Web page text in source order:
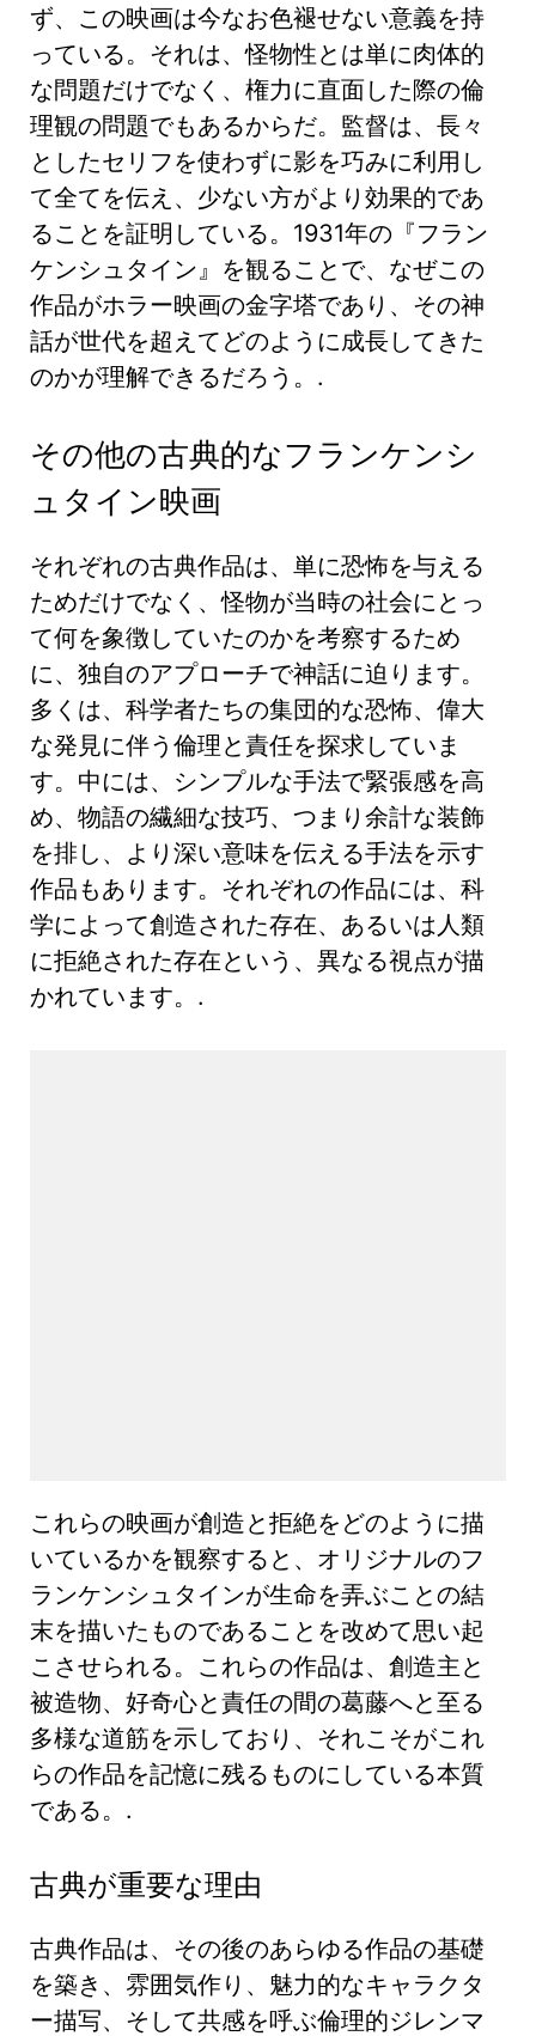
ず、この映画は今なお色褪せない意義を持
っている。それは、怪物性とは単に肉体的
な問題だけでなく、権力に直面した際の倫
理観の問題でもあるからだ。監督は、長々
としたセリフを使わずに影を巧みに利用し
て全てを伝え、少ない方がより効果的であ
ることを証明している。1931年の『フラン
ケンシュタイン』を観ることで、なぜこの
作品がホラー映画の金字塔であり、その神
話が世代を超えてどのように成長してきた
のかが理解できるだろう。.
その他の古典的なフランケンシ
ュタイン映画
それぞれの古典作品は、単に恐怖を与える
ためだけでなく、怪物が当時の社会にとっ
て何を象徴していたのかを考察するため
に、独自のアプローチで神話に迫ります。
多くは、科学者たちの集団的な恐怖、偉大
な発見に伴う倫理と責任を探求していま
す。中には、シンプルな手法で緊張感を高
め、物語の繊細な技巧、つまり余計な装飾
を排し、より深い意味を伝える手法を示す
作品もあります。それぞれの作品には、科
学によって創造された存在、あるいは人類
に拒絶された存在という、異なる視点が描
かれています。.
これらの映画が創造と拒絶をどのように描
いているかを観察すると、オリジナルのフ
ランケンシュタインが生命を弄ぶことの結
末を描いたものであることを改めて思い起
こさせられる。これらの作品は、創造主と
被造物、好奇心と責任の間の葛藤へと至る
多様な道筋を示しており、それこそがこれ
らの作品を記憶に残るものにしている本質
である。.
古典が重要な理由
古典作品は、その後のあらゆる作品の基礎
を築き、雰囲気作り、魅力的なキャラクタ
ー描写、そして共感を呼ぶ倫理的ジレンマ